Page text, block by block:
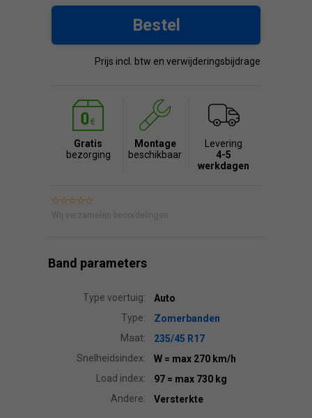
Bestel
Prijs incl. btw en verwijderingsbijdrage
Gratis
bezorging
Montage
beschikbaar
Levering
4-5
werkdagen
Wij verzamelen beoordelingen.
Band parameters
Type voertuig:
Auto
Type:
Zomerbanden
Maat:
235/45 R17
Snelheidsindex:
W = max 270 km/h
Load index:
97 = max 730 kg
Andere:
Versterkte